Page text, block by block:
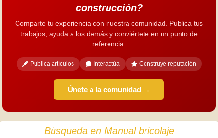
construcción?
Comparte tu experiencia con nuestra comunidad. Publica tus
trabajos, ayuda a los demás y conviértete en un punto de
referencia.
Publica artículos Interactúa Construye reputación
Únete a la comunidad →
Bùsqueda en Manual bricolaje